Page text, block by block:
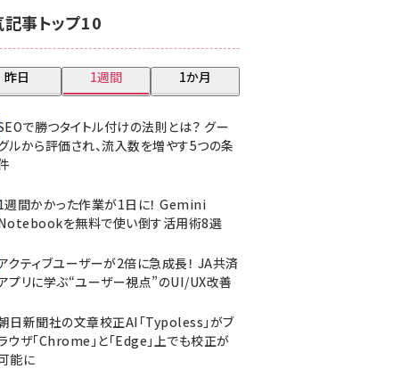
記事トップ10
昨日 1週間 1か月
で勝つタイトル付けの法則とは？ グー
ルから評価され、流入数を増やす5つの条
週間かかった作業が1日に！ Gemini
を無料で使い倒す活用術8選
クティブユーザーが2倍に急成長！ JA共済
プリに学ぶ“ユーザー視点”のUI/UX改善
日新聞社の文章校正AI「Typoless」がブ
ウザ「Chrome」と「Edge」上でも校正が
能に